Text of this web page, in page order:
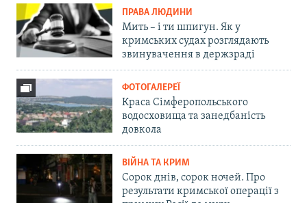
ПРАВА ЛЮДИНИ
Мить – і ти шпигун. Як у
кримських судах розглядають
звинувачення в держзраді
ФОТОГАЛЕРЕЇ
Краса Сімферопольського
водосховища та занедбаність
довкола
ВІЙНА ТА КРИМ
Сорок днів, сорок ночей. Про
результати кримської операції з